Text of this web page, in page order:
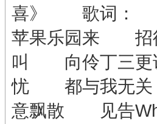
喜》 歌词：
苹果乐园来 招
叫 向伶丁三
忧 都与我无
意飘散 见告